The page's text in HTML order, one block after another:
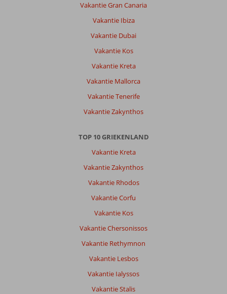
Vakantie Gran Canaria
Vakantie Ibiza
Vakantie Dubai
Vakantie Kos
Vakantie Kreta
Vakantie Mallorca
Vakantie Tenerife
Vakantie Zakynthos
TOP 10 GRIEKENLAND
Vakantie Kreta
Vakantie Zakynthos
Vakantie Rhodos
Vakantie Corfu
Vakantie Kos
Vakantie Chersonissos
Vakantie Rethymnon
Vakantie Lesbos
Vakantie Ialyssos
Vakantie Stalis